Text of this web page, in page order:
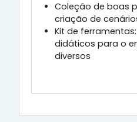
Coleção de boas
criação de
Kit de
didáticos para o
diversos